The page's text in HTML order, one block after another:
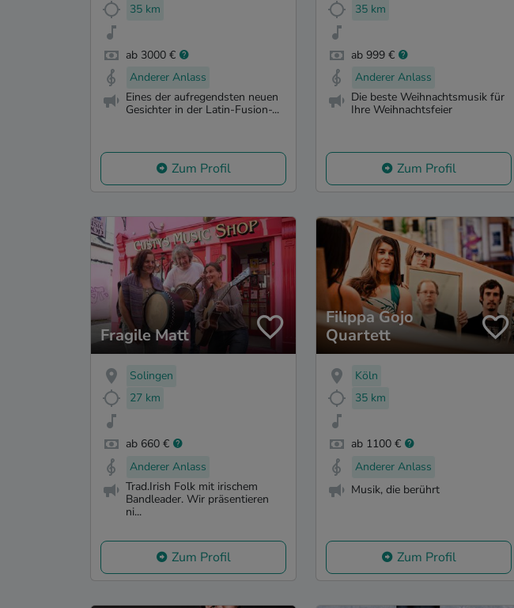
35 km
ab 3000 €
Anderer Anlass
Eines der aufregendsten neuen
Gesichter in der Latin-Fusion-...
Zum Profil
35 km
ab 999 €
Anderer Anlass
Die beste Weihnachtsmusik für
Ihre Weihnachtsfeier
Zum Profil
Fragile Matt
Solingen
27 km
ab 660 €
Anderer Anlass
Trad.Irish Folk mit irischem
Bandleader. Wir präsentieren
ni...
Zum Profil
Filippa Gojo
Quartett
Köln
35 km
ab 1100 €
Anderer Anlass
Musik, die berührt
Zum Profil